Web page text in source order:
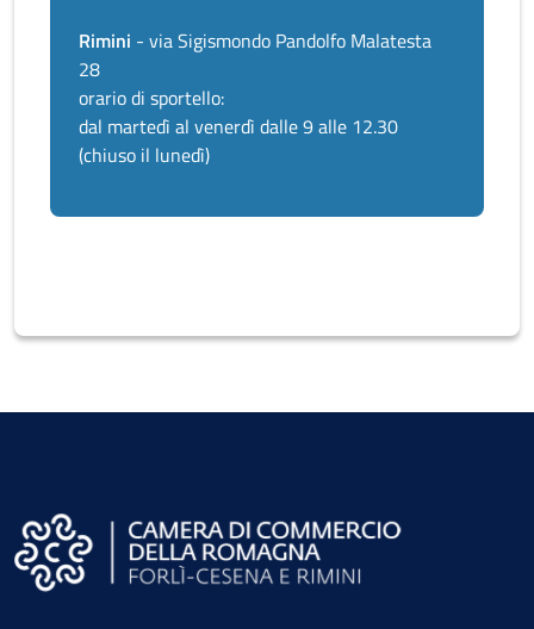
Rimini - via Sigismondo Pandolfo Malatesta
28
orario di sportello:
dal martedì al venerdì dalle 9 alle 12.30
(chiuso il lunedì)